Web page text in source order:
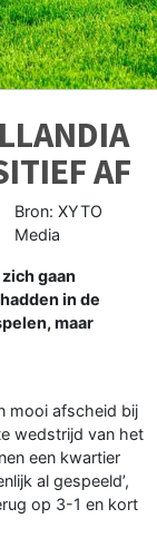
AF
Bron: XYTO
Media
gaan
in de
maar
mooi afscheid bij
wedstrijd van het
een kwartier
al gespeeld’,
op 3-1 en kort